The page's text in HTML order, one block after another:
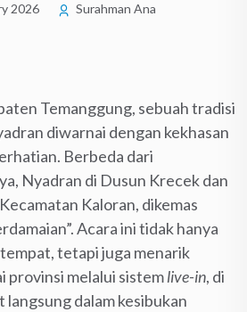
2026
Surahman Ana
Temanggung, sebuah tradisi
diwarnai dengan kekhasan
Berbeda dari
Nyadran di Dusun Krecek dan
Kaloran, dikemas
Acara ini tidak hanya
tetapi juga menarik
provinsi melalui sistemlive-in, di
dalam kesibukan